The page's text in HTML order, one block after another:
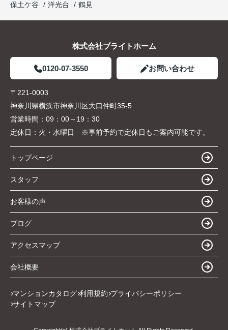
保土ケ谷
洋光台 鶴見
株式会社ブライトホーム
0120-07-3550 お問い合わせ
〒221-0003
神奈川県横浜市神奈川区大口仲町35-5
営業時間： 09：00～19：30
定休日： 火・水曜日 ※事前予約で定休日もご案内可能です。
トップページ
スタッフ
お客様の声
ブログ
アクセスマップ
会社概要
マンションカタログ 利用規約 プライバシーポリシー
サイトマップ